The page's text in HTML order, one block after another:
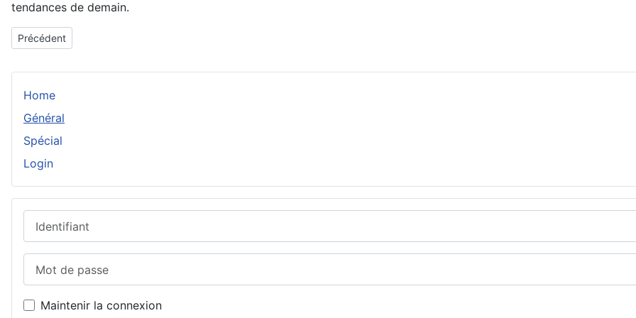
tendances de demain.
Article précédent : Parfum femme, parfum homme et coffret parfum : comment choisir le parfum idéal à prix accessible
Précédent
Home
Général
Spécial
Login
Maintenir la connexion